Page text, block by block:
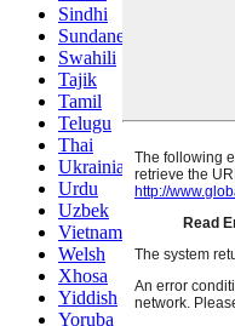
Sindhi
Sundanese
Swahili
Tajik
Tamil
Telugu
Thai
Ukrainian
Urdu
Uzbek
Vietnamese
Welsh
Xhosa
Yiddish
Yoruba